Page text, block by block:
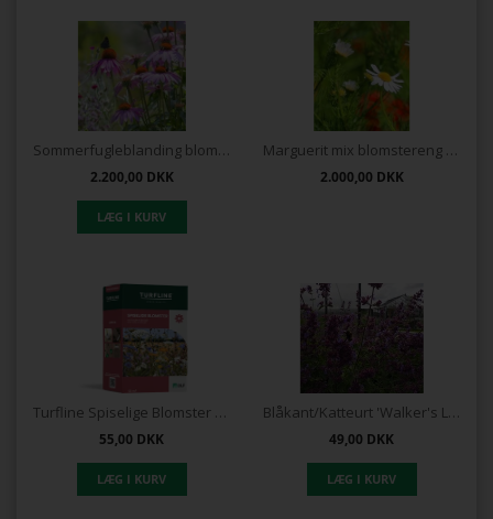
Sommerfugleblanding blomstereng
2.200,00 DKK
Marguerit mix blomstereng 1 kg.
2.000,00 DKK
Turfline Spiselige Blomster 100gr.
55,00 DKK
Blåkant/Katteurt 'Walker's Low'
49,00 DKK